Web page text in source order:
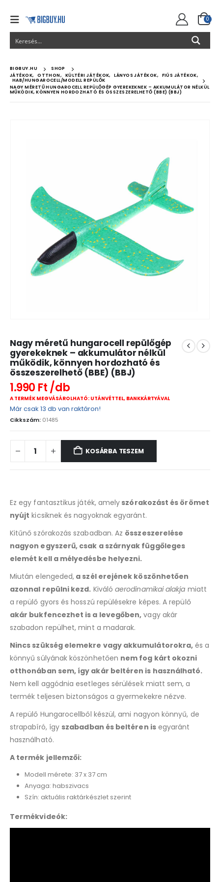
0
BIGBUY.HU
SHOP
JÁTÉKOK, OTTHON, KÜLTÉRI JÁTÉKOK, LÁNYOS JÁTÉKOK, FIÚS JÁTÉKOK,
HAB/HUNGAROCELL/MODELL REPÜLŐK
NAGY MÉRETŰ HUNGAROCELL REPÜLŐGÉP GYEREKEKNEK – AKKUMULÁTOR NÉLKÜL
MŰKÖDIK, KÖNNYEN HORDOZHATÓ ÉS ÖSSZESZERELHETŐ (BBE) (BBJ)
Nagy méretű hungarocell repülőgép
gyerekeknek – akkumulátor nélkül
működik, könnyen hordozható és
összeszerelhető (BBE) (BBJ)
1.990 Ft
A TERMÉK MEGVÁSÁROLHATÓ: UTÁNVÉTTEL, BANKKÁRTYÁVAL
Már csak 13 db van raktáron!
Cikkszám: 01485
KOSÁRBA TESZEM
Ez egy fantasztikus játék, amely szórakozást és örömet
nyújt kicsiknek és nagyoknak egyaránt.
Kitűnő szórakozás szabadban. Az összeszerelése
nagyon egyszerű, csak a szárnyak függőleges
elemét kell a mélyedésbe helyezni.
Miután elengeded, a szél erejének köszönhetően
azonnal repülni kezd. Kiváló aerodinamikai alakja miatt
a repülő gyors és hosszú repülésekre képes. A repülő
akár bukfencezhet is a levegőben, vagy akár
szabadon repülhet, mint a madarak.
Nincs szükség elemekre vagy akkumulátorokra, és a
könnyű súlyának köszönhetően nem fog kárt okozni
otthonában sem, így akár beltéren is használható.
Nem kell aggódnia esetleges sérülések miatt sem, a
termék teljesen biztonságos a gyermekekre nézve.
A repülő Hungarocellből készül, ami nagyon könnyű, de
strapabíró, így szabadban és beltéren isegyaránt
használható.
A termék jellemzői:
Modell mérete: 37 x 37 cm
Anyaga: habszivacs
Szín: aktuális raktárkészlet szerint
Termékvideók: